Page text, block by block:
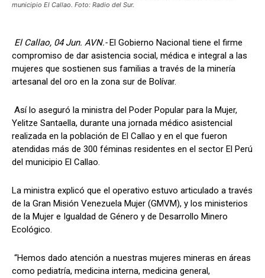
municipio El Callao. Foto: Radio del Sur.
El Callao, 04 Jun. AVN.-El Gobierno Nacional tiene el firme
compromiso de dar asistencia social, médica e integral a las
mujeres que sostienen sus familias a través de la minería
artesanal del oro en la zona sur de Bolívar.
Así lo aseguró la ministra del Poder Popular para la Mujer,
Yelitze Santaella, durante una jornada médico asistencial
realizada en la población de El Callao y en el que fueron
atendidas más de 300 féminas residentes en el sector El Perú
del municipio El Callao.
La ministra explicó que el operativo estuvo articulado a través
de la Gran Misión Venezuela Mujer (GMVM), y los ministerios
de la Mujer e Igualdad de Género y de Desarrollo Minero
Ecológico.
“Hemos dado atención a nuestras mujeres mineras en áreas
como pediatría, medicina interna, medicina general,